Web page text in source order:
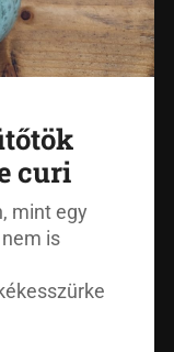
curi
mint egy
is